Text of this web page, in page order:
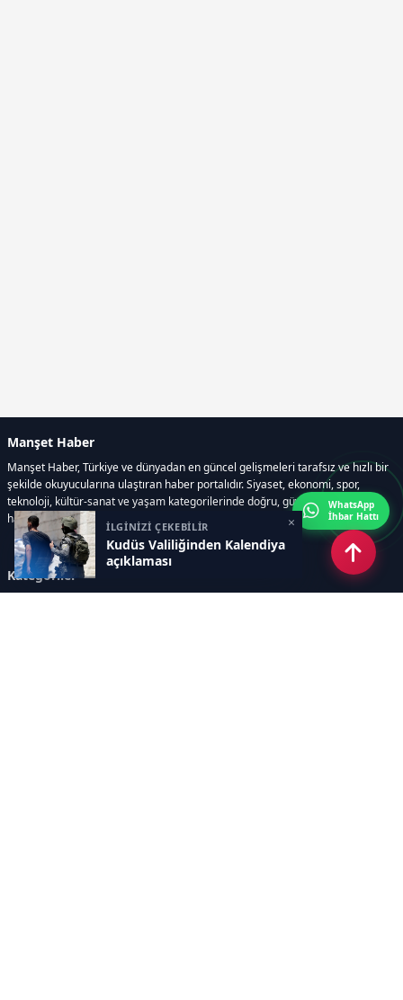
İLGİNİZİ ÇEKEBİLİR
Kudüs Valiliğinden Kalendiya
açıklaması
×
Manşet Haber
Manşet Haber, Türkiye ve dünyadan en güncel gelişmeleri tarafsız ve hızlı bir
şekilde okuyucularına ulaştıran haber portalıdır. Siyaset, ekonomi, spor,
teknoloji, kültür-sanat ve yaşam kategorilerinde doğru, güvenilir ve anlık
haberler sunar.
Kategoriler
WhatsApp
İhbar Hattı